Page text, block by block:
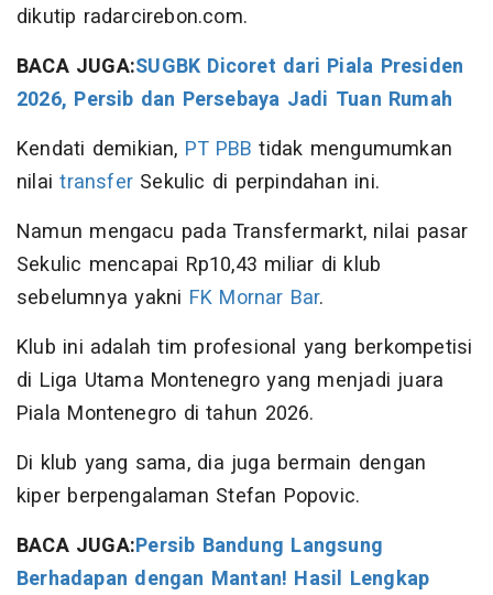
dikutip radarcirebon.com.
BACA JUGA:SUGBK Dicoret dari Piala Presiden
2026, Persib dan Persebaya Jadi Tuan Rumah
Kendati demikian, PT PBB tidak mengumumkan
nilaitransferSekulic di perpindahan ini.
Namun mengacu pada Transfermarkt, nilai pasar
Sekulic mencapai Rp10,43 miliar di klub
sebelumnya yakni FK Mornar Bar.
Klub ini adalah tim profesional yang berkompetisi
di Liga Utama Montenegro yang menjadi juara
Piala Montenegro di tahun 2026.
Di klub yang sama, dia juga bermain dengan
kiper berpengalaman Stefan Popovic.
BACA JUGA:Persib Bandung Langsung
Berhadapan dengan Mantan! Hasil Lengkap